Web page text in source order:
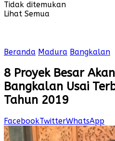
Tidak ditemukan
Lihat Semua
Beranda Madura Bangkalan
8 Proyek Besar
Bangkalan Usai
Tahun 2019
FacebookTwitterWhatsApp